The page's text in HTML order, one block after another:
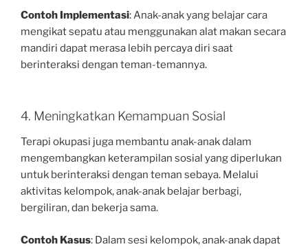
Contoh Implementasi: Anak-anak yang belajar cara
mengikat sepatu atau menggunakan alat makan secara
mandiri dapat merasa lebih percaya diri saat
berinteraksi dengan teman-temannya.
4. Meningkatkan Kemampuan Sosial
Terapi okupasi juga membantu anak-anak dalam
mengembangkan keterampilan sosial yang diperlukan
untuk berinteraksi dengan teman sebaya. Melalui
aktivitas kelompok, anak-anak belajar berbagi,
bergiliran, dan bekerja sama.
Contoh Kasus: Dalam sesi kelompok, anak-anak dapat